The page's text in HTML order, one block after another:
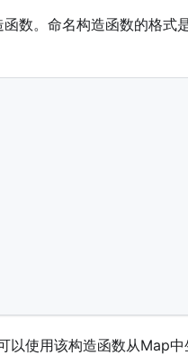
数。命名构造函数的格式
使用该构造函数从Map